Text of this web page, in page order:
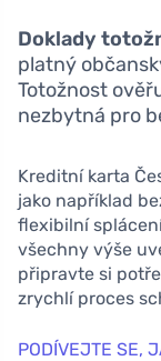
Doklady
platný
Totožnost
nezbytná pro
Kreditní karta
jako například
flexibilní
všechny výše
připravte si
zrychlí proces
PODÍVEJTE SE,